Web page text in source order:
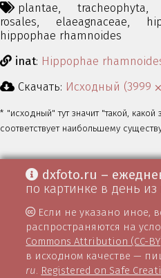
plantae,
tracheophyta,
rosales,
elaeagnaceae,
hippophae rhamnoides
inat: Hippophae
Скачать: Исходный (3999
* "исходный" тут значит "такой,
соответствует наибольшему
dxfoto.ru –
по картинке в день
Если не указано иное,
распространяются на
Commons Attribution (CC-
в исходном качестве —
ru. Registered on Safe